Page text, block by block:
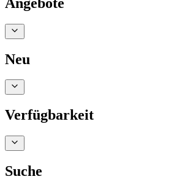
Neu
Verfügbarkeit
Suche